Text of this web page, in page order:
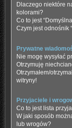
Dlaczego niektóre
kolorami?
Co to jest
Czym jest odnośnik
Prywatne
Nie mogę wysyłać
Otrzymuję
Otrzymałem/
witryny!
Przyjaciele i
Co to jest lista
W jaki sposób
lub wrogów?